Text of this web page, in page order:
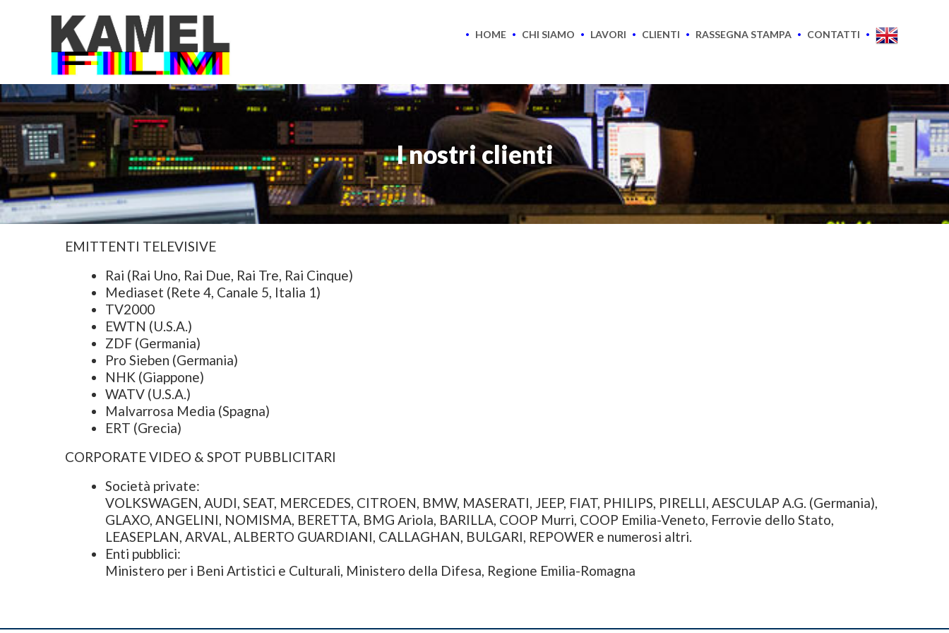
HOME CHI SIAMO LAVORI CLIENTI RASSEGNA STAMPA CONTATTI
I nostri clienti
EMITTENTI TELEVISIVE
Rai (Rai Uno, Rai Due, Rai Tre, Rai Cinque)
Mediaset (Rete 4, Canale 5, Italia 1)
TV2000
EWTN (U.S.A.)
ZDF (Germania)
Pro Sieben (Germania)
NHK (Giappone)
WATV (U.S.A.)
Malvarrosa Media (Spagna)
ERT (Grecia)
CORPORATE VIDEO & SPOT PUBBLICITARI
Società private:
VOLKSWAGEN, AUDI, SEAT, MERCEDES, CITROEN, BMW, MASERATI, JEEP, FIAT, PHILIPS, PIRELLI, AESCULAP A.G. (Germania),
GLAXO, ANGELINI, NOMISMA, BERETTA, BMG Ariola, BARILLA, COOP Murri, COOP Emilia-Veneto, Ferrovie dello Stato,
LEASEPLAN, ARVAL, ALBERTO GUARDIANI, CALLAGHAN, BULGARI, REPOWER e numerosi altri.
Enti pubblici:
Ministero per i Beni Artistici e Culturali, Ministero della Difesa, Regione Emilia-Romagna